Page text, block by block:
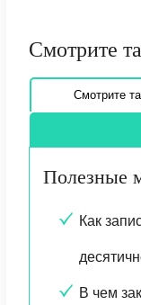
Смотрите
Смотрите
Полезные
Как
В чем